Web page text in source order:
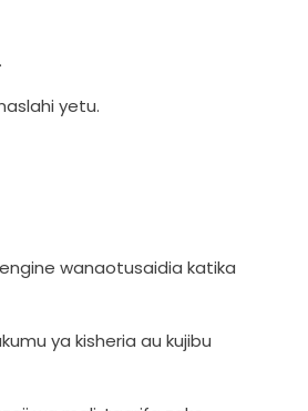
yetu.
wanaotusaidia katika
ya kisheria au kujibu